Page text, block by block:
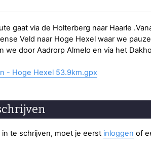
gaat via de Holterberg naar Haarle
Veld naar Hoge Hexel waar we
we door Aadrorp Almelo en via het
- Hoge Hexel 53.9km.gpx
in te schrijven, moet je eerst inloggen of